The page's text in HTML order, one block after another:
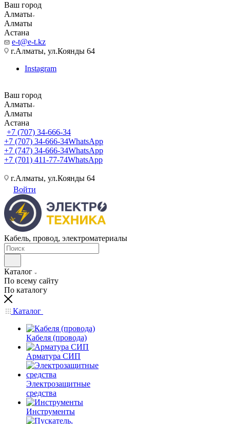
Ваш город
Алматы
Алматы
Астана
e-t@e-t.kz
г.Алматы, ул.Коянды 64
Instagram
Ваш город
Алматы
Алматы
Астана
+7 (707) 34-666-34
+7 (707) 34-666-34WhatsApp
+7 (747) 34-666-34WhatsApp
+7 (701) 411-77-74WhatsApp
г.Алматы, ул.Коянды 64
Войти
Кабель, провод, электроматериалы
Каталог
По всему сайту
По каталогу
Каталог
Кабеля (провода)
Арматура СИП
Электрозащитные
средства
Инструменты